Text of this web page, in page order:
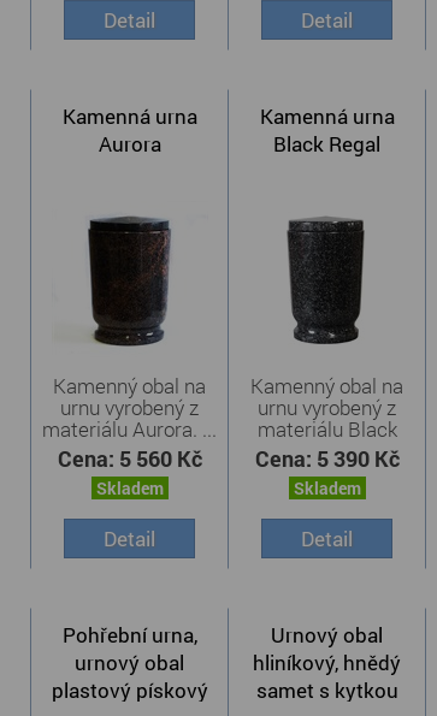
Detail Detail
Kamenná urna
Aurora
Kamenný obal na
urnu vyrobený z
materiálu Aurora. ...
Cena: 5 560 Kč
Skladem
Detail
Kamenná urna
Black Regal
Kamenný obal na
urnu vyrobený z
materiálu Black
Regal. ...
Cena: 5 390 Kč
Skladem
Detail
Pohřební urna,
urnový obal
plastový pískový
Urnový obal
hliníkový, hnědý
samet s kytkou